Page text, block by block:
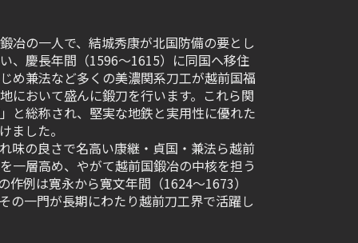
冶の一人で、結城秀康が北国防備の要とし
、慶長年間（1596～1615）に同国へ移住
め兼法など多くの美濃関系刀工が越前国福
において盛んに鍛刀を行います。これら関
と総称され、堅実な地鉄と実用性に優れた
ました。
味の良さで名高い康継・貞国・兼法ら越前
一層高め、やがて越前国鍛冶の中核を担う
作例は寛永から寛文年間（1624～1673）
の一門が長期にわたり越前刀工界で活躍し